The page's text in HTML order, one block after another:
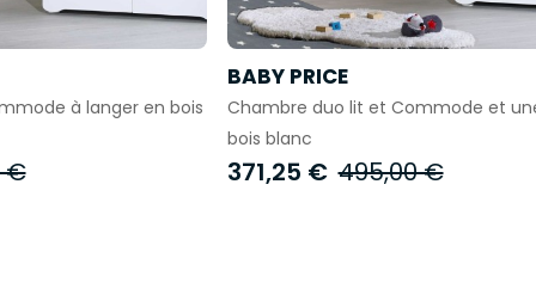
à langer en bois
€
BABY PRICE
Chambre duo lit et Commode et
bois blanc
371,25 € 495,00 €